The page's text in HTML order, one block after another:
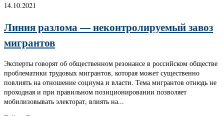
14.10.2021
Линия разлома — неконтролируемый завоз
мигрантов
Эксперты говорят об общественном резонансе в российском обществе
проблематики трудовых мигрантов, которая может существенно
повлиять на отношение социума и власти. Тема мигрантов отнюдь не
проходная и при правильном позиционировании позволяет
мобилизовывать электорат, влиять на...